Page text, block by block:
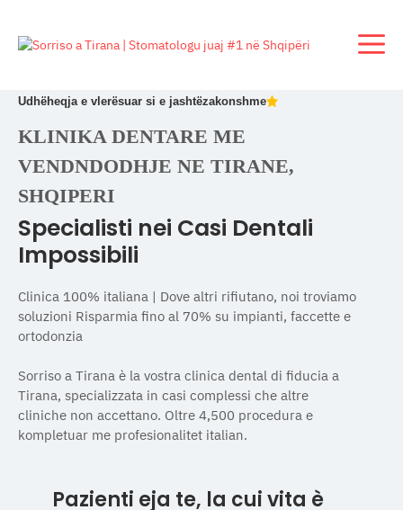
përmbajtja
Udhëheqja e vlerësuar si e jashtëzakonshme
KLINIKA DENTARE ME
VENDNDODHJE NE TIRANE,
SHQIPERI
Specialisti nei Casi Dentali
Impossibili
Clinica 100% italiana | Dove altri rifiutano, noi troviamo
soluzioni Risparmia fino al 70% su impianti, faccette e
ortodonzia
Sorriso a Tirana è la vostra clinica dental di fiducia a
Tirana, specializzata in casi complessi che altre
cliniche non accettano. Oltre 4,500 procedura e
kompletuar me profesionalitet italian.
Pazienti eja te, la cui vita è